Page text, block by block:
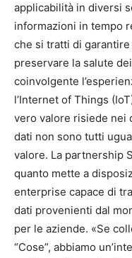
applicabilità in diversi
informazioni in tempo
che si tratti di
preservare la salute
coinvolgente
l’Internet of Things
vero valore risiede nei
dati non sono tutti
valore. La partnership
quanto mette a
enterprise capace di
dati provenienti dal
per le aziende. «Se
“Cose”, abbiamo